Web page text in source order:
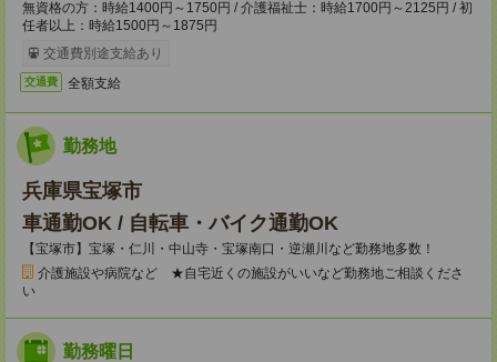
無資格の方：時給1400円～1750円 / 介護福祉士：時給1700円～2125円 / 初
任者以上：時給1500円～1875円
交通費別途支給あり
交通費 全額支給
勤務地
兵庫県宝塚市
車通勤OK / 自転車・バイク通勤OK
【宝塚市】宝塚・仁川・中山寺・宝塚南口・逆瀬川など勤務地多数！
介護施設や病院など ★自宅近くの施設がいいなど勤務地ご相談くださ
い
勤務曜日